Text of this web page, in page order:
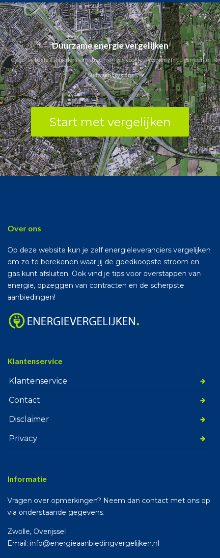
Duurzame energie vergelijken
Check de beste aanbieders van stroom en gas voor jouw woning in de gemeente
Súdwest-Fryslân.
Start met vergelijken
Over ons
Op deze website kun je zelf energieleveranciers vergelijken
om zo te berekenen waar jij de goedkoopste stroom en
gas kunt afsluiten. Ook vind je tips voor overstappen van
energie, opzeggen van contracten en de scherpste
aanbiedingen!
Klantenservice
Klantenservice
Contact
Disclaimer
Privacy
Informatie
Vragen over opmerkingen? Neem dan contact met ons op
via onderstaande gegevens.
Zwolle, Overijssel
Email: info@energieaanbiedingvergelijken.nl